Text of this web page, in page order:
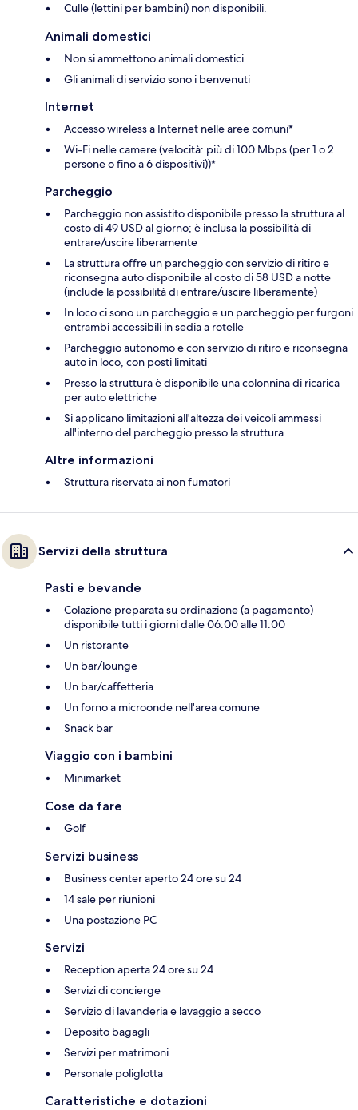
Culle (lettini per bambini) non disponibili.
Animali domestici
Non si ammettono animali domestici
Gli animali di servizio sono i benvenuti
Internet
Accesso wireless a Internet nelle aree comuni*
Wi-Fi nelle camere (velocità: più di 100 Mbps (per 1 o 2
persone o fino a 6 dispositivi))*
Parcheggio
Parcheggio non assistito disponibile presso la struttura al
costo di 49 USD al giorno; è inclusa la possibilità di
entrare/uscire liberamente
La struttura offre un parcheggio con servizio di ritiro e
riconsegna auto disponibile al costo di 58 USD a notte
(include la possibilità di entrare/uscire liberamente)
In loco ci sono un parcheggio e un parcheggio per furgoni
entrambi accessibili in sedia a rotelle
Parcheggio autonomo e con servizio di ritiro e riconsegna
auto in loco, con posti limitati
Presso la struttura è disponibile una colonnina di ricarica
per auto elettriche
Si applicano limitazioni all'altezza dei veicoli ammessi
all'interno del parcheggio presso la struttura
Altre informazioni
Struttura riservata ai non fumatori
Servizi della struttura
Pasti e bevande
Colazione preparata su ordinazione (a pagamento)
disponibile tutti i giorni dalle 06:00 alle 11:00
Un ristorante
Un bar/lounge
Un bar/caffetteria
Un forno a microonde nell'area comune
Snack bar
Viaggio con i bambini
Minimarket
Cose da fare
Golf
Servizi business
Business center aperto 24 ore su 24
14 sale per riunioni
Una postazione PC
Servizi
Reception aperta 24 ore su 24
Servizi di concierge
Servizio di lavanderia e lavaggio a secco
Deposito bagagli
Servizi per matrimoni
Personale poliglotta
Caratteristiche e dotazioni